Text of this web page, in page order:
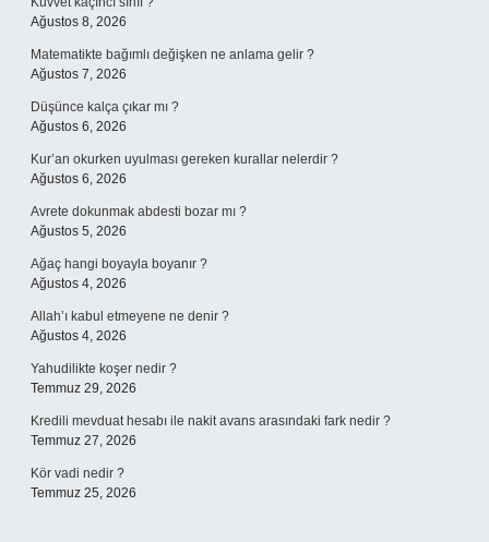
Ağustos 8, 2026
Matematikte bağımlı değişken ne anlama gelir ?
Ağustos 7, 2026
Düşünce kalça çıkar mı ?
Ağustos 6, 2026
Kur’an okurken uyulması gereken kurallar nelerdir ?
Ağustos 6, 2026
Avrete dokunmak abdesti bozar mı ?
Ağustos 5, 2026
Ağaç hangi boyayla boyanır ?
Ağustos 4, 2026
Allah’ı kabul etmeyene ne denir ?
Ağustos 4, 2026
Yahudilikte koşer nedir ?
Temmuz 29, 2026
Kredili mevduat hesabı ile nakit avans arasındaki fark nedir ?
Temmuz 27, 2026
Kör vadi nedir ?
Temmuz 25, 2026